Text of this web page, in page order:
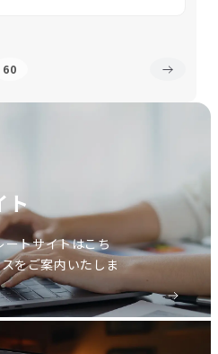
60
ト
ートサイトはこち
をご案内いたしま